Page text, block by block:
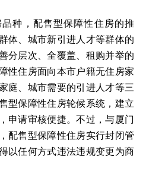
种，配售型保障性住房的推
体、城市新引进人才等群体的
分层次、全覆盖、租购并举的
性住房面向本市户籍无住房家
庭、城市需要的引进人才等三
型保障性住房轮候系统，建立
申请审核便捷。不过，与厦门
配售型保障性住房实行封闭管
以任何方式违法违规变更为商